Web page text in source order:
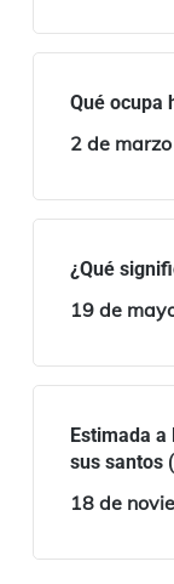
Qué ocupa
2 de
¿Qué
19 de
Estimada a
sus santos
18 de